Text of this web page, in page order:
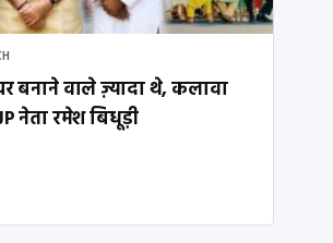
बनाने वाले ज़्यादा थे, कलावा
नेता रमेश बिधूड़ी